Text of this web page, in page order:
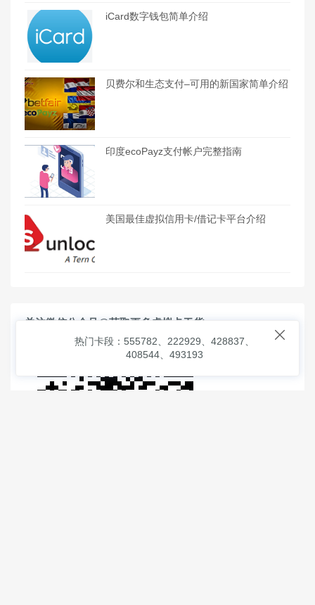
iCard数字钱包简单介绍
贝费尔和生态支付–可用的新国家简单介绍
印度ecoPayz支付帐户完整指南
美国最佳虚拟信用卡/借记卡平台介绍
关注微信公众号@获取更多虚拟卡干货

热门卡段：555782、222929、428837、
408544、493193